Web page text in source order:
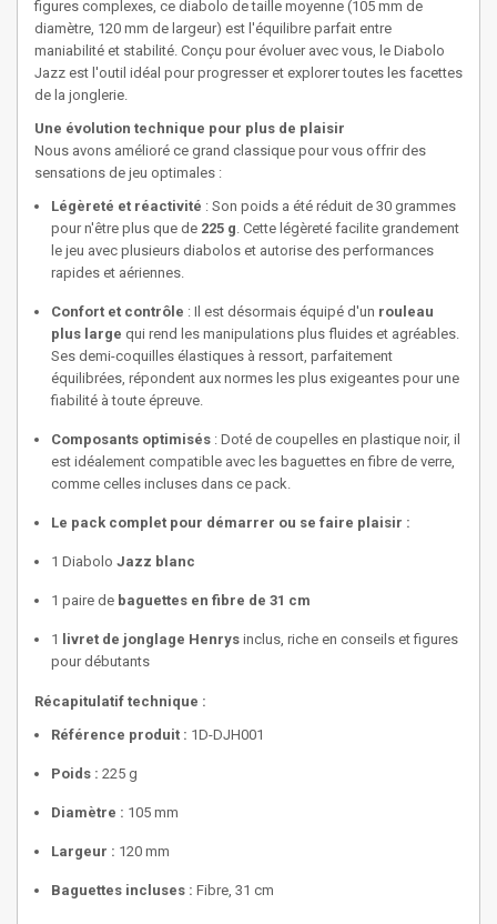
figures complexes, ce diabolo de taille moyenne (105 mm de
diamètre, 120 mm de largeur) est l'équilibre parfait entre
maniabilité et stabilité. Conçu pour évoluer avec vous, le Diabolo
Jazz est l'outil idéal pour progresser et explorer toutes les facettes
de la jonglerie.
Une évolution technique pour plus de plaisir
Nous avons amélioré ce grand classique pour vous offrir des
sensations de jeu optimales :
Légèreté et réactivité : Son poids a été réduit de 30 grammes
pour n'être plus que de 225 g . Cette légèreté facilite grandement
le jeu avec plusieurs diabolos et autorise des performances
rapides et aériennes.
Confort et contrôle : Il est désormais équipé d'un rouleau
plus large qui rend les manipulations plus fluides et agréables.
Ses demi-coquilles élastiques à ressort, parfaitement
équilibrées, répondent aux normes les plus exigeantes pour une
fiabilité à toute épreuve.
Composants optimisés : Doté de coupelles en plastique noir, il
est idéalement compatible avec les baguettes en fibre de verre,
comme celles incluses dans ce pack.
Le pack complet pour démarrer ou se faire plaisir :
1 Diabolo Jazz blanc
1 paire de baguettes en fibre de 31 cm
1 livret de jonglage Henrys inclus, riche en conseils et figures
pour débutants
Récapitulatif technique :
Référence produit : 1D-DJH001
Poids : 225 g
Diamètre : 105 mm
Largeur : 120 mm
Baguettes incluses : Fibre, 31 cm